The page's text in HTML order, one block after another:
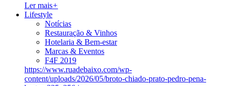
Ler mais+
Lifestyle
Notícias
Restauração & Vinhos
Hotelaria & Bem-estar
Marcas & Eventos
F4F 2019
https://www.ruadebaixo.com/wp-
content/uploads/2026/05/broto-chiado-prato-pedro-pena-